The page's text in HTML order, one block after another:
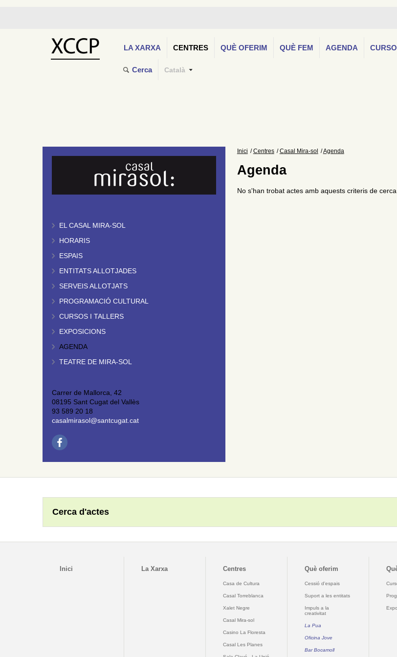
LA XARXA CENTRES QUÈ OFERIM QUÈ FEM AGENDA
Cerca Català
EL CASAL MIRA-SOL
HORARIS
ESPAIS
ENTITATS ALLOTJADES
SERVEIS ALLOTJATS
PROGRAMACIÓ CULTURAL
CURSOS I TALLERS
EXPOSICIONS
AGENDA
TEATRE DE MIRA-SOL
Carrer de Mallorca, 42
08195 Sant Cugat del Vallès
93 589 20 18
casalmirasol@santcugat.cat
Inici Centres Casal Mira-sol Agenda
Agenda
No s'han trobat actes amb aquests criteris de cerca
Cerca d'actes
Inici La Xarxa Centres
Casa de Cultura
Casal Torreblanca
Xalet Negre
Casal Mira-sol
Casino La Floresta
Casal Les Planes
Què oferim
Cessió d'espais
Suport a les entitats
Impuls a la
creativitat
La Pua
Oficina Jove
Bar Bocamoll